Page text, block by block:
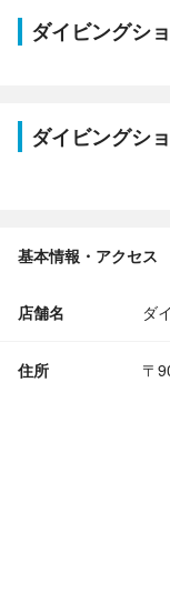
ダイビングシ
ダイビングシ
基本情報・アクセス
店舗名 ダ
住所 〒